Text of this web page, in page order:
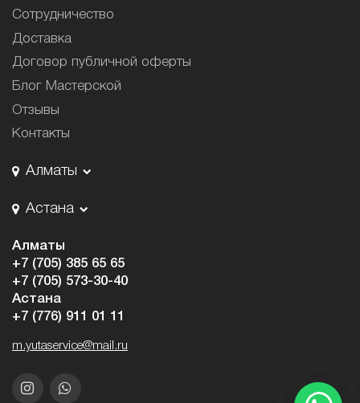
Сотрудничество
Доставка
Договор публичной оферты
Блог Мастерской
Отзывы
Контакты
Алматы
Астана
Алматы
+7 (705) 385 65 65
+7 (705) 573-30-40
Астана
+7 (776) 911 01 11
m.yutaservice@mail.ru